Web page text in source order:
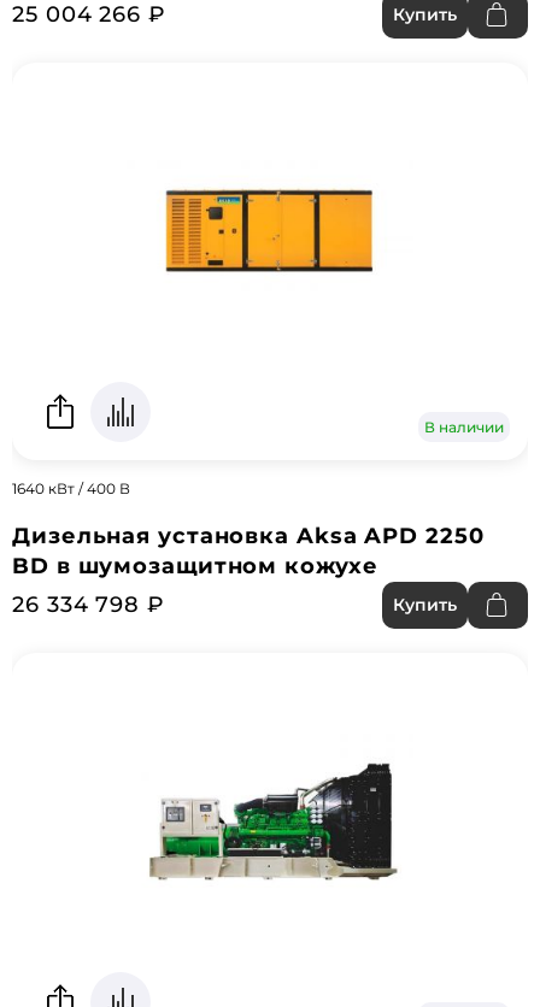
25 004 266 ₽
Купить
В наличии
1640 кВт / 400 В
Дизельная установка Aksa APD 2250
BD в шумозащитном кожухе
26 334 798 ₽
Купить